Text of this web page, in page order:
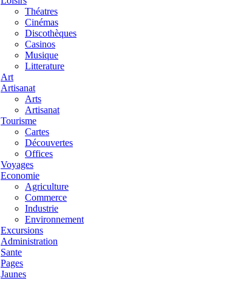
Théatres
Cinémas
Discothèques
Casinos
Musique
Litterature
Art
Artisanat
Arts
Artisanat
Tourisme
Cartes
Découvertes
Offices
Voyages
Economie
Agriculture
Commerce
Industrie
Environnement
Excursions
Administration
Sante
Pages
Jaunes